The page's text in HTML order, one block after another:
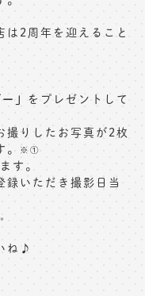
は2周年を迎えること
」
をプレゼントして
撮りしたお写真が2枚
※①
す。
録いただき撮影日当
ね♪